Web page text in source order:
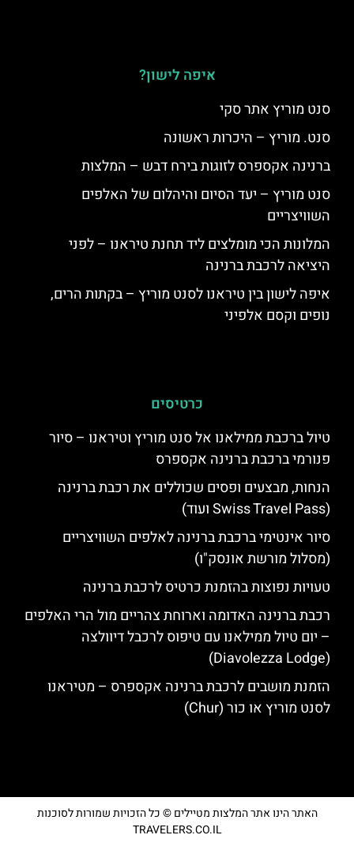
איפה לישון?
סנט מוריץ אתר סקי
סנט. מוריץ – היכרות ראשונה
ברנינה אקספרס לזוגות בירח דבש – המלצות
סנט מוריץ – יעד הסיום והיהלום של האלפים
השוויצריים
המלונות הכי מומלצים ליד תחנת טיראנו – לפני
היציאה לרכבת ברנינה
איפה לישון בין טיראנו לסנט מוריץ – בקתות הרים,
נופים וקסם אלפיני
כרטיסים
טיול ברכבת ממילאנו אל סנט מוריץ וטיראנו – סיור
פנורמי ברכבת ברנינה אקספרס
הנחות, מבצעים ופסים שכוללים את רכבת ברנינה
(Swiss Travel Pass ועוד)
סיור אינטימי ברכבת ברנינה לאלפים השוויצריים
(מסלול מורשת אונסק"ו)
טעויות נפוצות בהזמנת כרטיס לרכבת ברנינה
רכבת ברנינה האדומה וארוחת צהריים מול הרי האלפים
– יום טיול ממילאנו עם טיפוס לרכבל דיוולצה
(Diavolezza Lodge)
הזמנת מושבים לרכבת ברנינה אקספרס – מטיראנו
לסנט מוריץ או כור (Chur)
האתר הינו אתר המלצות מטיילים © כל הזכויות שמורות לסוכנות
TRAVELERS.CO.IL